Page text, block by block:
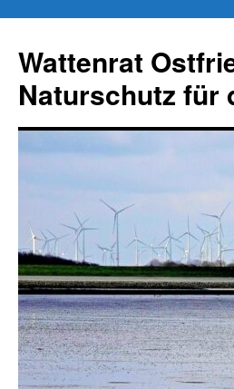
springen
Wattenrat
Naturschutz für